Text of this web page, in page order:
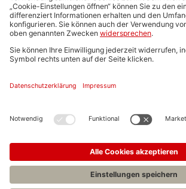
ALLGEMEIN
FAQs
Impressum
Stellenangebote C.H.BECK